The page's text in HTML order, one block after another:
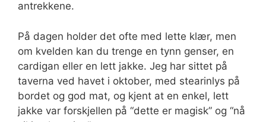
antrekkene.
På dagen holder det ofte med lette klær, men
om kvelden kan du trenge en tynn genser, en
cardigan eller en lett jakke. Jeg har sittet på
taverna ved havet i oktober, med stearinlys på
bordet og god mat, og kjent at en enkel, lett
jakke var forskjellen på “dette er magisk” og “nå